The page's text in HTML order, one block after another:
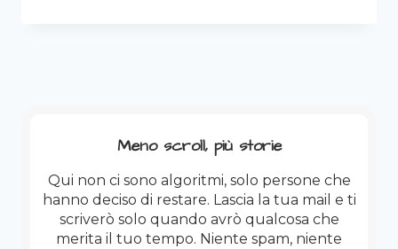
Meno scroll, più storie
Qui non ci sono algoritmi, solo persone che
hanno deciso di restare. Lascia la tua mail e ti
scriverò solo quando avrò qualcosa che
merita il tuo tempo. Niente spam, niente